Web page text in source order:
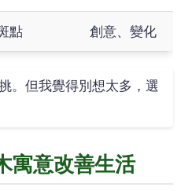
點 創意、變化
。但我覺得別想太多，選
寓意改善生活